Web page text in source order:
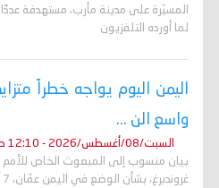
المسيّرة على مدينة مأرب، مستهدفة
لما أورده التلفزيون
اليمن اليوم يواجه خطراً
واسع الن ...
السبت/08/أغسطس/2026 - 12:10 ص
بيان منسوب إلى المبعوث الخاص للأمم